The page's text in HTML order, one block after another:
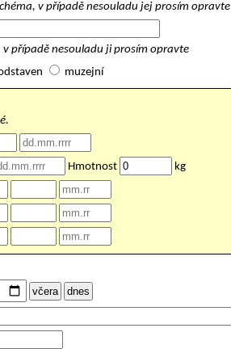
v případě nesouladu jej prosím opravte
v případě nesouladu ji prosím opravte
muzejní
Hmotnost kg